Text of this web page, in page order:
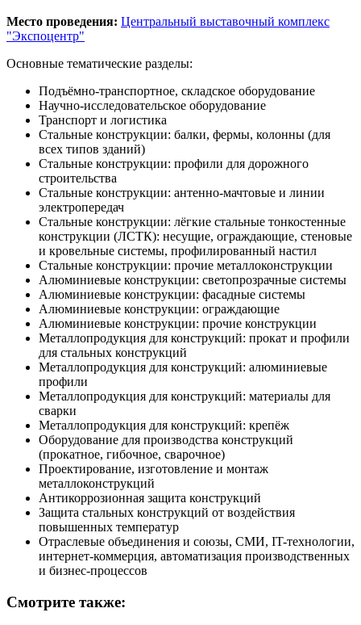
Место проведения: Центральный выставочный комплекс
"Экспоцентр"
Основные тематические разделы:
Подъёмно-транспортное, складское оборудование
Научно-исследовательское оборудование
Транспорт и логистика
Стальные конструкции: балки, фермы, колонны (для
всех типов зданий)
Стальные конструкции: профили для дорожного
строительства
Стальные конструкции: антенно-мачтовые и линии
электропередач
Стальные конструкции: лёгкие стальные тонкостенные
конструкции (ЛСТК): несущие, ограждающие, стеновые
и кровельные системы, профилированный настил
Стальные конструкции: прочие металлоконструкции
Алюминиевые конструкции: светопрозрачные системы
Алюминиевые конструкции: фасадные системы
Алюминиевые конструкции: ограждающие
Алюминиевые конструкции: прочие конструкции
Металлопродукция для конструкций: прокат и профили
для стальных конструкций
Металлопродукция для конструкций: алюминиевые
профили
Металлопродукция для конструкций: материалы для
сварки
Металлопродукция для конструкций: крепёж
Оборудование для производства конструкций
(прокатное, гибочное, сварочное)
Проектирование, изготовление и монтаж
металлоконструкций
Антикоррозионная защита конструкций
Защита стальных конструкций от воздействия
повышенных температур
Отраслевые объединения и союзы, СМИ, IT-технологии,
интернет-коммерция, автоматизация производственных
и бизнес-процессов
Смотрите также: